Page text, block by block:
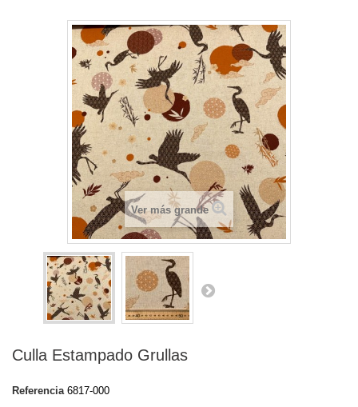
Ver más grande
Culla Estampado Grullas
Referencia 6817-000